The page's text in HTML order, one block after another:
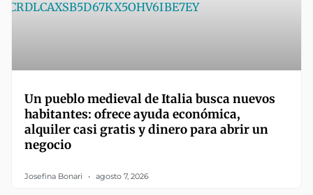
Un pueblo medieval de Italia busca nuevos
habitantes: ofrece ayuda económica,
alquiler casi gratis y dinero para abrir un
negocio
Josefina Bonari agosto 7, 2026